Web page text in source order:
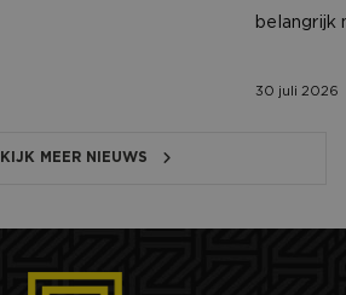
belangrijk
30 juli 2026
MEER NIEUWS